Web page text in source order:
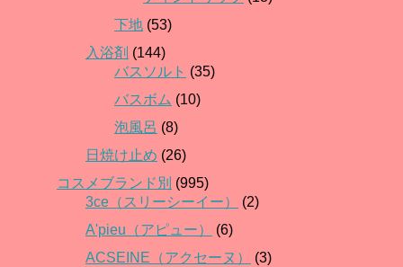
下地 (53)
入浴剤 (144)
バスソルト (35)
バスボム (10)
泡風呂 (8)
日焼け止め (26)
コスメブランド別 (995)
3ce（スリーシーイー）
(2)
A'pieu（アピュー）
(6)
ACSEINE（アクセーヌ）
(3)